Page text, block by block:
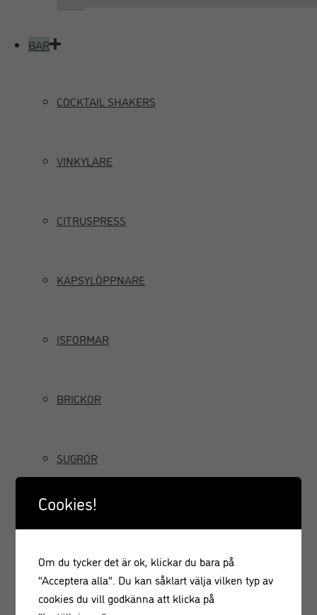
BAR
COCKTAIL SHAKERS
VINKYLARE
CITRUSPRESS
KAPSYLÖPPNARE
ISFORMAR
BRICKOR
SUGRÖR
GRÄDDSIFONER
Cookies!
Om du tycker det är ok, klickar du bara på
"Acceptera alla". Du kan såklart välja vilken typ av
cookies du vill godkänna att klicka på